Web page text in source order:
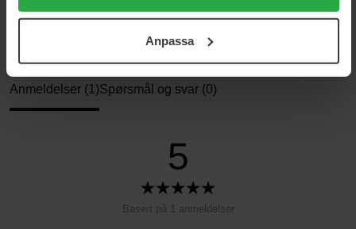
cookies. Du kan när som helst återkalla ditt samtycke.
Anpassa
Dameparfyme
Anmeldelser (1)Spørsmål og svar (0)
5
Basert på 1 anmeldelser